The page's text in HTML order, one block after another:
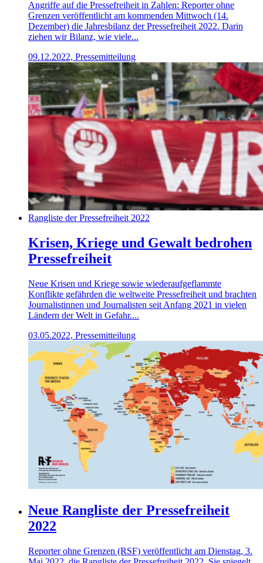
Angriffe auf die Pressefreiheit in Zahlen: Reporter ohne
Grenzen veröffentlicht am kommenden Mittwoch (14.
Dezember) die Jahresbilanz der Pressefreiheit 2022. Darin
ziehen wir Bilanz, wie viele...
09.12.2022, Pressemitteilung
Rangliste der Pressefreiheit 2022
Krisen, Kriege und Gewalt bedrohen
Pressefreiheit
Neue Krisen und Kriege sowie wiederaufgeflammte
Konflikte gefährden die weltweite Pressefreiheit und brachten
Journalistinnen und Journalisten seit Anfang 2021 in vielen
Ländern der Welt in Gefahr....
03.05.2022, Pressemitteilung
Neue Rangliste der Pressefreiheit
2022
Reporter ohne Grenzen (RSF) veröffentlicht am Dienstag, 3.